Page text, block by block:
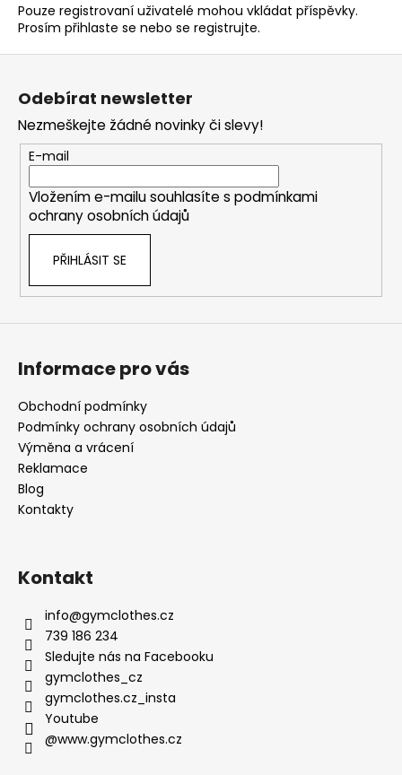
Pouze registrovaní uživatelé mohou vkládat příspěvky.
Prosím přihlaste se nebo se registrujte.
Z
Odebírat newsletter
Nezmeškejte žádné novinky či slevy!
E-mail
Vložením e-mailu souhlasíte s podmínkami
ochrany osobních údajů
PŘIHLÁSIT SE
Informace pro vás
Obchodní podmínky
Podmínky ochrany osobních údajů
Výměna a vrácení
Reklamace
Blog
Kontakty
Kontakt
info@gymclothes.cz
739 186 234
Sledujte nás na Facebooku
gymclothes_cz
gymclothes.cz_insta
Youtube
@www.gymclothes.cz